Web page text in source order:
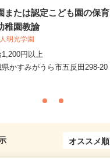
または認定こども園の保育
稚園教諭
明光学園
円以上
県かすみがうら市五反田298-20